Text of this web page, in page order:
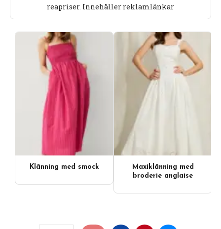
reapriser. Innehåller reklamlänkar
Videoinnehåll
Klänning med smock
Maxiklänning med
broderie anglaise